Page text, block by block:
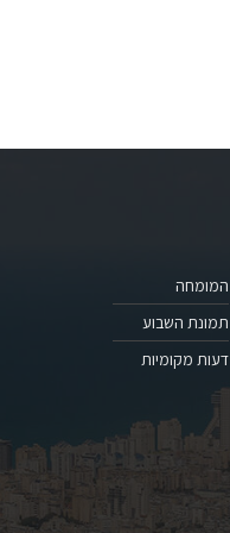
המומחה
תמונת השבוע
דעות מקומיות